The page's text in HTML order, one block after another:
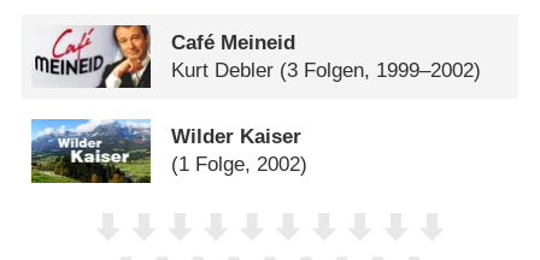
Café Meineid
Kurt Debler (3 Folgen, 1999–2002)
Wilder Kaiser
(1 Folge, 2002)